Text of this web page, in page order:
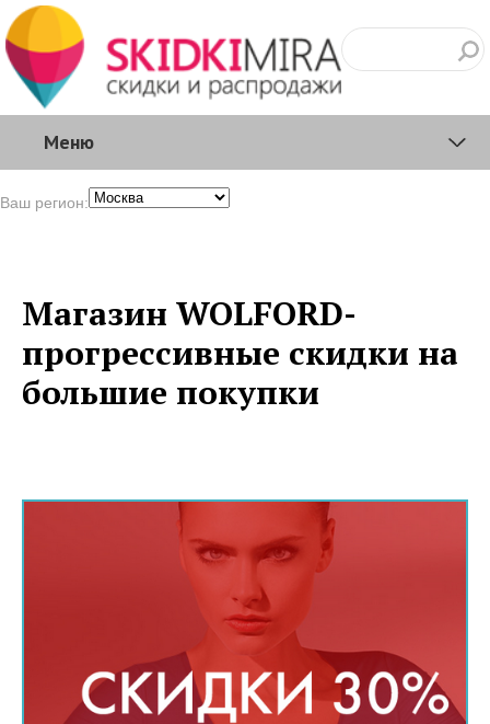
Меню
Ваш регион:
Магазин WOLFORD-
прогрессивные скидки на
большие покупки